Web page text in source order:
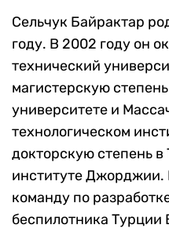
Сельчук Байрактар
году. В 2002 году он
технический
магистерскую
университете и
технологическом
докторскую степень в
институте Джорджии.
команду по
беспилотника Турции